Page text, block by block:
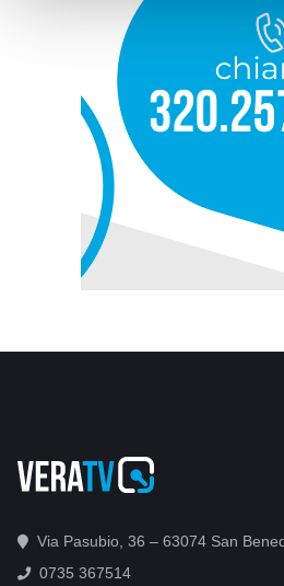
Via Pasubio, 36 – 63074 San
0735 367514